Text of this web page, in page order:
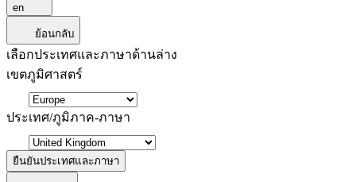
en
ย้อนกลับ
เลือกประเทศและภาษาด้านล่าง
เขตภูมิศาสตร์
ประเทศ/ภูมิภาค-ภาษา
ยืนยันประเทศและภาษา